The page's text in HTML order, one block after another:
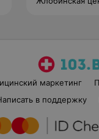
маркетинг
в поддержку